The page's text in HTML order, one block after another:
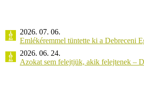
2026. 07. 06.
Emlékéremmel tüntette ki a Debreceni
2026. 06. 24.
Azokat sem felejtjük, akik felejtenek –